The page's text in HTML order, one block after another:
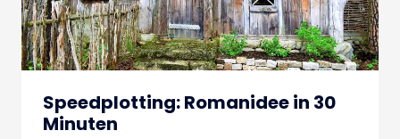
Speedplotting: Romanidee in 30
Minuten